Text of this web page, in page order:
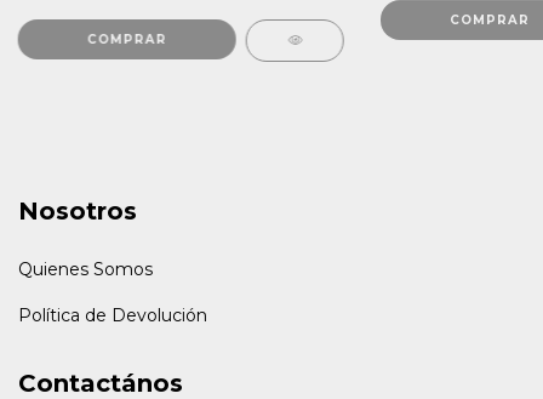
Nosotros
Quienes Somos
Política de Devolución
Contactános